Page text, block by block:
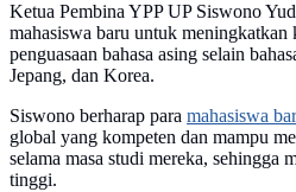
Ketua Pembina YPP UP Siswono
mahasiswa baru untuk
penguasaan bahasa asing selain
Jepang, dan Korea.
Siswono berharap para mahasiswa
global yang kompeten dan mampu
selama masa studi mereka, sehingga
tinggi.